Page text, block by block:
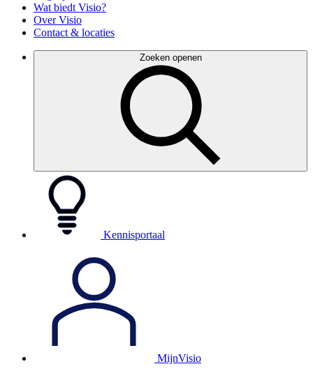
Wat biedt Visio?
Over Visio
Contact & locaties
Zoeken openen
Kennisportaal
MijnVisio